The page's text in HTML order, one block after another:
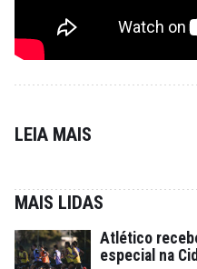
LEIA MAIS
MAIS LIDAS
Atlético
especial na